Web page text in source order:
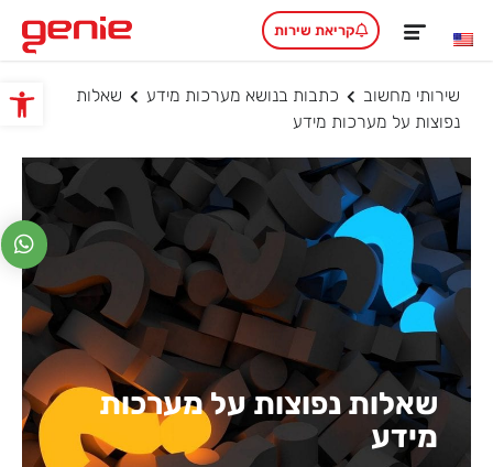
פתח
קריאת שירות
שירותי מחשוב כתבות בנושא מערכות מידע
שאלות
נפוצות על מערכות מידע
שאלות נפוצות על מערכות
מידע